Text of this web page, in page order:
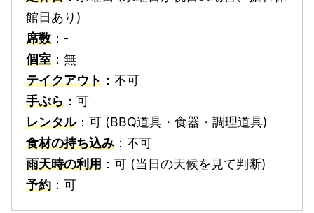
館日あり)
席数 ：‐
個室 ：無
テイクアウト ：不可
手ぶら ：可
レンタル：可 (BBQ道具・食器・調理道具)
食材の持ち込み ：不可
雨天時の利用 ：可 (当日の天候を見て判断)
予約 ：可